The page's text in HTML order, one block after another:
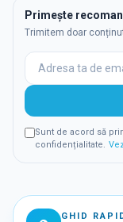
Primește
Trimitem doar
Sunt de acord să
confidențialitate.
GHID